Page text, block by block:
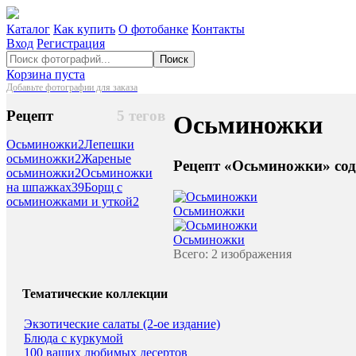
Каталог Как купить О фотобанке Контакты
Вход Регистрация
Поиск
Корзина пуста
Добавьте фотографии для заказа
5 тегов
Рецепт
Осьминожки2Лепешки
осьминожки2Жареные
осьминожки2Осьминожки
на шпажках39Борщ с
осьминожками и уткой2
Осьминожки
Рецепт «Осьминожки»
Осьминожки
Осьминожки
Всего: 2 изображения
Тематические коллекции
Экзотические салаты (2-ое издание)
Блюда с куркумой
100 ваших любимых десертов